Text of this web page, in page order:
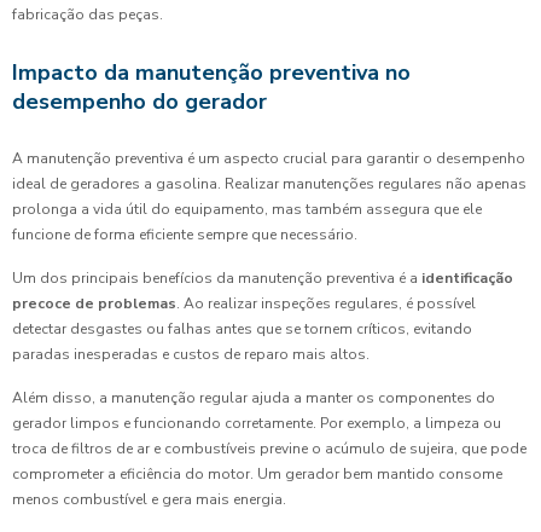
fabricação das peças.
Impacto da manutenção preventiva no
desempenho do gerador
A manutenção preventiva é um aspecto crucial para garantir o desempenho
ideal de geradores a gasolina. Realizar manutenções regulares não apenas
prolonga a vida útil do equipamento, mas também assegura que ele
funcione de forma eficiente sempre que necessário.
Um dos principais benefícios da manutenção preventiva é a identificação
precoce de problemas. Ao realizar inspeções regulares, é possível
detectar desgastes ou falhas antes que se tornem críticos, evitando
paradas inesperadas e custos de reparo mais altos.
Além disso, a manutenção regular ajuda a manter os componentes do
gerador limpos e funcionando corretamente. Por exemplo, a limpeza ou
troca de filtros de ar e combustíveis previne o acúmulo de sujeira, que pode
comprometer a eficiência do motor. Um gerador bem mantido consome
menos combustível e gera mais energia.